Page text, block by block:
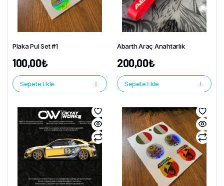
Plaka Pul Set #1
100,00₺
Sepete Ekle
Abarth Araç Anahtarlık
200,00₺
Sepete Ekle